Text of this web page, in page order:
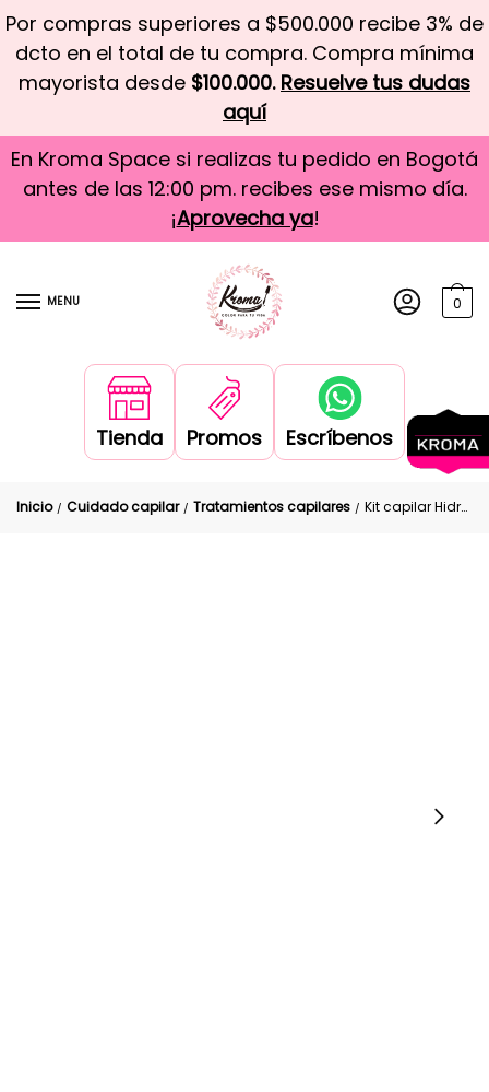
Por compras superiores a $500.000 recibe 3% de
dcto en el total de tu compra. Compra mínima
mayorista desde $100.000. Resuelve tus dudas
aquí
En Kroma Space si realizas tu pedido en Bogotá
antes de las 12:00 pm. recibes ese mismo día.
¡Aprovecha ya!
MENU 0
Tienda Promos Escríbenos
Inicio / Cuidado capilar / Tratamientos capilares / Kit capilar Hidratante Banano Anyeluz x4